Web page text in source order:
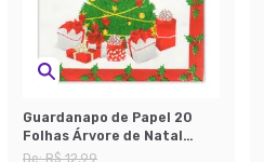
Guardanapo de Papel 20
Folhas Árvore de Natal
Colorido
De:R$ 12,99